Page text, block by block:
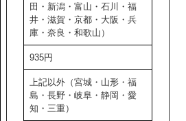
田・新潟・富山・石川・福
井・滋賀・京都・大阪・兵
庫・奈良・和歌山）
935円
上記以外（宮城・山形・福
島・長野・岐阜・静岡・愛
知・三重）